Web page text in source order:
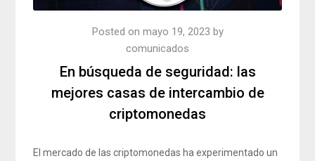
En búsqueda de seguridad: las
mejores casas de intercambio de
criptomonedas
Posted on mayo 19, 2023 by
comunicados
El mercado de las criptomonedas ha experimentado un